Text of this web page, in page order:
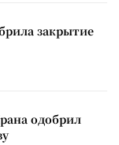
закрытие
одобрил